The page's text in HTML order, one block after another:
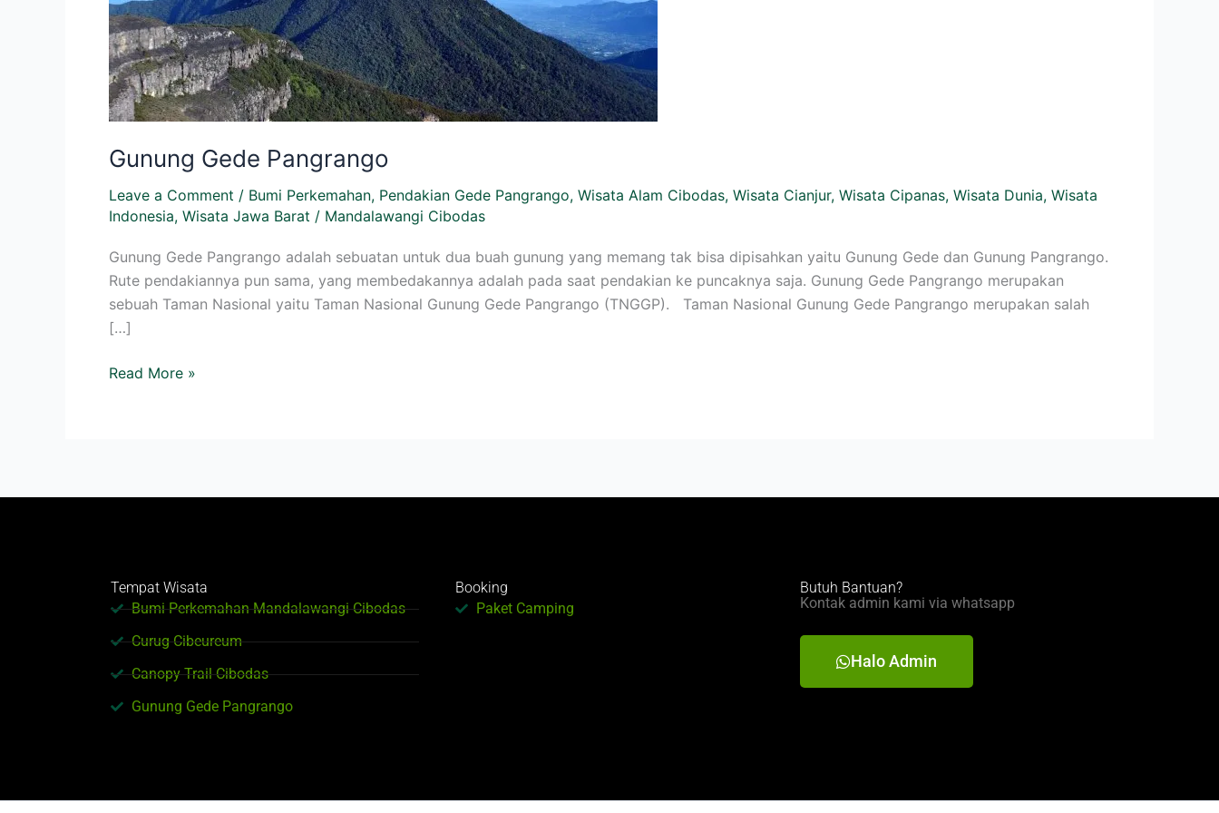
Gunung Gede Pangrango
Leave a Comment / Bumi Perkemahan, Pendakian Gede Pangrango, Wisata Alam Cibodas, Wisata Cianjur, Wisata Cipanas, Wisata Dunia, Wisata
Indonesia, Wisata Jawa Barat / Mandalawangi Cibodas
Gunung Gede Pangrango adalah sebuatan untuk dua buah gunung yang memang tak bisa dipisahkan yaitu Gunung Gede dan Gunung Pangrango.
Rute pendakiannya pun sama, yang membedakannya adalah pada saat pendakian ke puncaknya saja. Gunung Gede Pangrango merupakan
sebuah Taman Nasional yaitu Taman Nasional Gunung Gede Pangrango (TNGGP). Taman Nasional Gunung Gede Pangrango merupakan salah
[…]
Read More »
Tempat Wisata
Bumi Perkemahan Mandalawangi Cibodas
Curug Cibeureum
Canopy Trail Cibodas
Gunung Gede Pangrango
Booking
Paket Camping
Butuh Bantuan?
Kontak admin kami via whatsapp
Halo Admin